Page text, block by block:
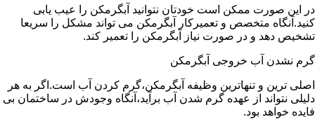
در این صورت ممکن است خودتان نتوانید آبگرمکن را عیب یابی
کنید.آنگاه متخصص و تعمیرکار آبگرمکن می تواند مشکل را سریعا
تشخیص دهد و در صورت نیاز آبگرمکن را تعمیر کند.
گرم نشدن آب خروجی آبگرمکن
اصلی ترین و تنهاترین وظیفه آبگرمکن،گرم کردن آب است.اگر به هر
دلیلی نتواند از عهده گرم شدن آب برآید،آنگاه وجودش در ساختمان بی
فایده خواهد بود.